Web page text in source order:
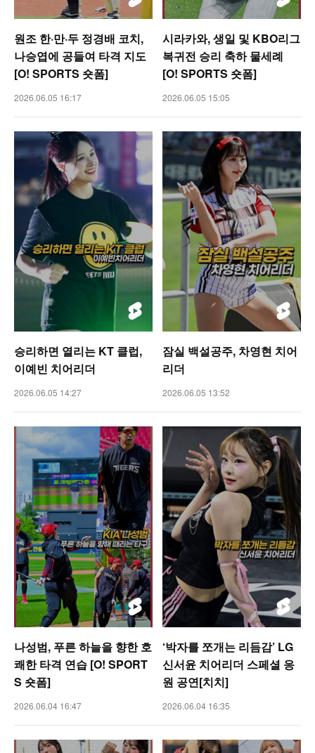
원조 한·만·두 정경배 코치,
나승엽에 공들여 타격 지도
[O! SPORTS 숏폼]
2026.06.05 16:17
시라카와, 생일 및 KBO리그
복귀전 승리 축하 물세례
[O! SPORTS 숏폼]
2026.06.05 15:05
승리하면 열리는 KT 클럽,
이예빈 치어리더
2026.06.05 14:27
잠실 백설공주, 차영현 치어
리더
2026.06.05 13:52
나성범, 푸른 하늘을 향한 호
쾌한 타격 연습 [O! SPORT
S 숏폼]
2026.06.04 16:47
‘박자를 쪼개는 리듬감’ LG
신서윤 치어리더 스페셜 응
원 공연[치치]
2026.06.04 16:35